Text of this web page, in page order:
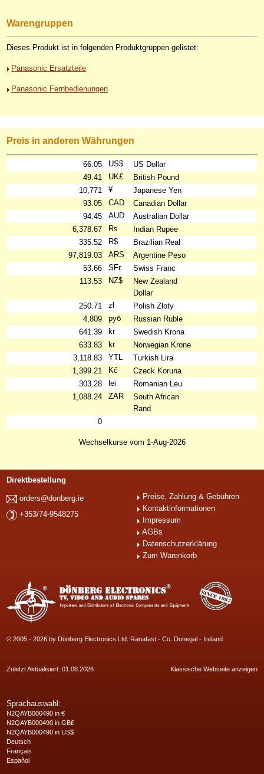
Warengruppen
Dieses Produkt ist in folgenden Produktgruppen gelistet:
Panasonic Ersatzteile
Panasonic Fernbedienungen
Preis in anderen Währungen
66.05 US$
US Dollar
49.41
UK£
British Pound
10,771
¥
Japanese Yen
93.05
CAD
Canadian Dollar
94.45
AUD
Australian Dollar
6,378.67
₨
Indian Rupee
335.52
R$
Brazilian Real
97,819.03
ARS
Argentine Peso
53.66
SFr.
Swiss Franc
113.53
NZ$
New Zealand
Dollar
250.71
zł
Polish Złoty
4,809
руб
Russian Ruble
641.39
kr
Swedish Krona
633.83
kr
Norwegian Krone
3,118.83
YTL
Turkish Lira
1,399.21
Kč
Czeck Koruna
303.28
lei
Romanian Leu
1,088.24
ZAR
South African
Rand
0
Wechselkurse vom 1-Aug-2026
Direktbestellung
orders@donberg.ie
+353/74-9548275
Preise, Zahlung & Gebühren
Kontaktinformationen
Impressum
AGBs
Datenschutzerklärung
Zum Warenkorb
© 2005 - 2026 by Dönberg Electronics Ltd. Ranafast - Co. Donegal - Ireland
Zuletzt Aktualisiert: 01.08.2026 Klassische Webseite anzeigen
Sprachauswahl:
N2QAYB000490 in €
N2QAYB000490 in GB£
N2QAYB000490 in US$
Deutsch
Français
Español